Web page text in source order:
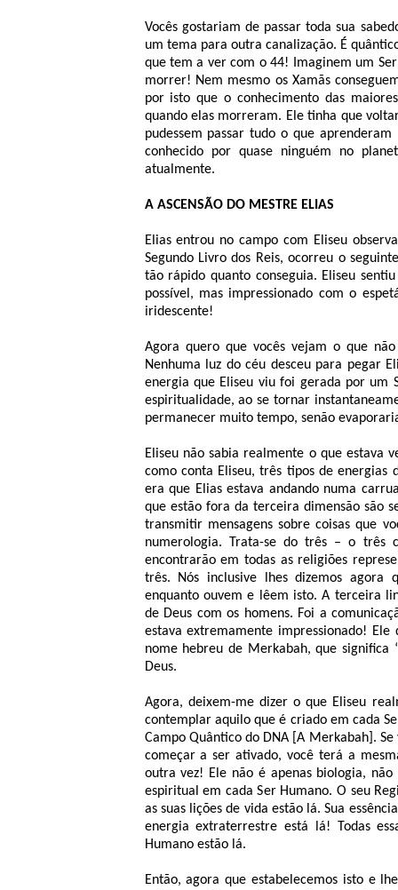
Vocês gostariam de passar toda sua
um tema para outra canalização. É
que tem a ver com o 44! Imaginem um
morrer! Nem mesmo os Xamãs
por isto que o conhecimento das
quando elas morreram. Ele tinha que
pudessem passar tudo o que
conhecido por quase ninguém no
atualmente.
A ASCENSÃO DO MESTRE ELIAS
Elias entrou no campo com Eliseu
Segundo Livro dos Reis, ocorreu o
tão rápido quanto conseguia. Eliseu
possível, mas impressionado com o
iridescente!
Agora quero que vocês vejam o que
Nenhuma luz do céu desceu para pegar
energia que Eliseu viu foi gerada por um
espiritualidade, ao se tornar
permanecer muito tempo, senão
Eliseu não sabia realmente o que estava
como conta Eliseu, três tipos de energias
era que Elias estava andando numa
que estão fora da terceira dimensão são
transmitir mensagens sobre coisas que
numerologia. Trata-se do três – o três
encontrarão em todas as religiões
três. Nós inclusive lhes dizemos agora
enquanto ouvem e lêem isto. A terceira
de Deus com os homens. Foi a
estava extremamente impressionado!
nome hebreu de Merkabah, que significa
Deus.
Agora, deixem-me dizer o que Eliseu
contemplar aquilo que é criado em cada
Campo Quântico do DNA [A Merkabah].
começar a ser ativado, você terá a
outra vez! Ele não é apenas biologia,
espiritual em cada Ser Humano. O seu
as suas lições de vida estão lá. Sua
energia extraterrestre está lá! Todas
Humano estão lá.
Então, agora que estabelecemos isto e